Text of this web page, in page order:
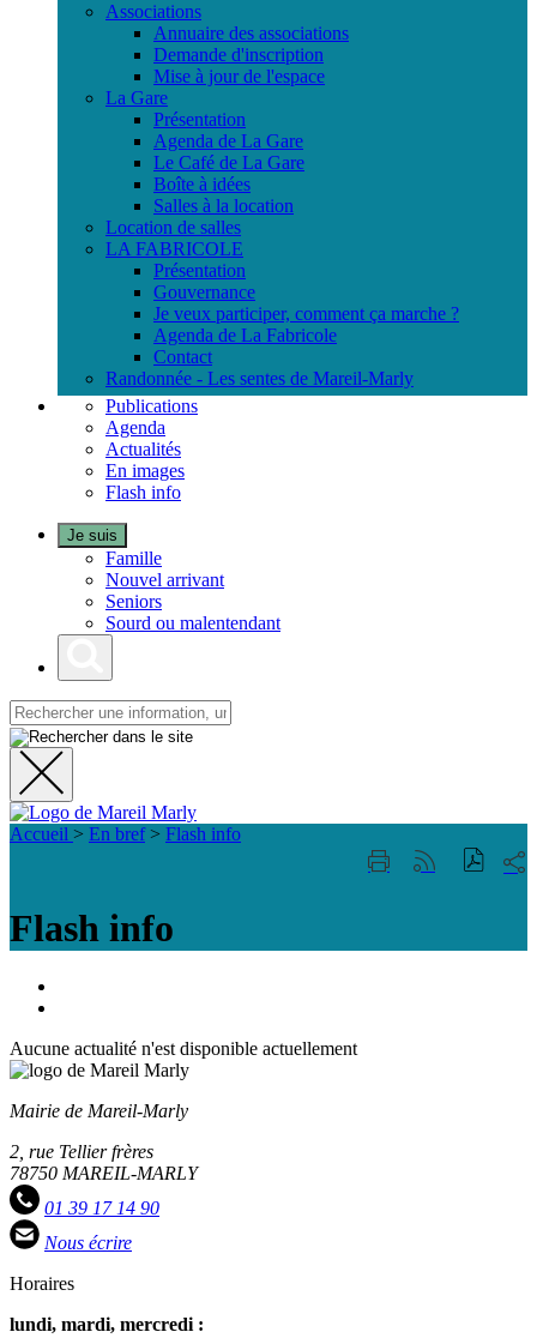
Associations
Annuaire des associations
Demande d'inscription
Mise à jour de l'espace
La Gare
Présentation
Agenda de La Gare
Le Café de La Gare
Boîte à idées
Salles à la location
Location de salles
LA FABRICOLE
Présentation
Gouvernance
Je veux participer, comment ça marche ?
Agenda de La Fabricole
Contact
Randonnée - Les sentes de Mareil-Marly
Publications
Agenda
Actualités
En images
Flash info
Je suis
Famille
Nouvel arrivant
Seniors
Sourd ou malentendant
Fermer
la
recherche
Accueil > En bref > Flash info
ImprimerGénérer
sur
Flash info
Aucune actualité n'est disponible actuellement
Mairie de Mareil-Marly
2, rue Tellier frères
78750 MAREIL-MARLY
01 39 17 14 90
Nous écrire
Horaires
lundi, mardi, mercredi :